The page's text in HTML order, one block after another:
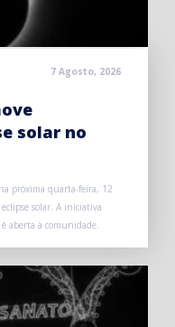
7 Agosto, 2026
solar no
próxima quarta-feira, 12
solar. A iniciativa
aberta à comunidade.